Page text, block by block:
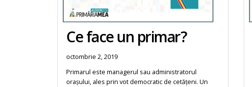
Ce face un primar?
octombrie 2, 2019
Primarul este managerul sau administratorul
orașului, ales prin vot democratic de cetățeni. Un